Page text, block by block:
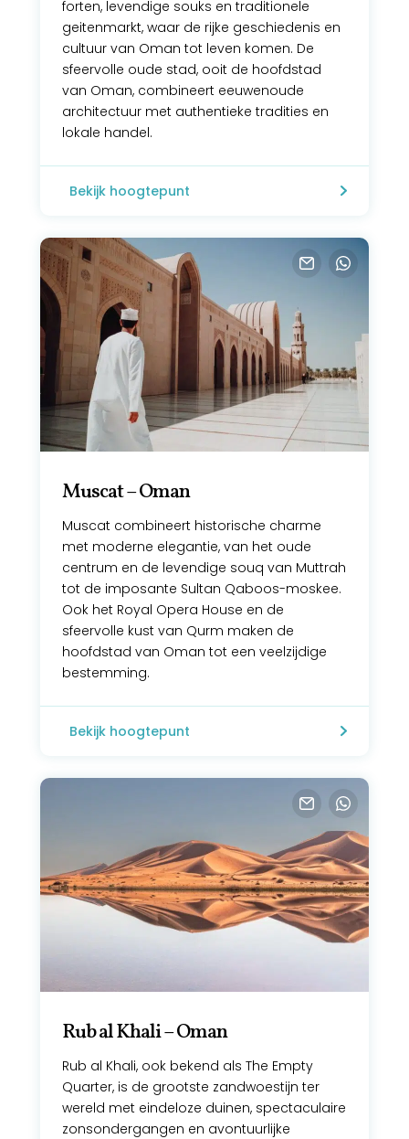
forten, levendige souks en traditionele
geitenmarkt, waar de rijke geschiedenis en
cultuur van Oman tot leven komen. De
sfeervolle oude stad, ooit de hoofdstad
van Oman, combineert eeuwenoude
architectuur met authentieke tradities en
lokale handel.
Bekijk hoogtepunt
Muscat – Oman
Muscat combineert historische charme
met moderne elegantie, van het oude
centrum en de levendige souq van Muttrah
tot de imposante Sultan Qaboos-moskee.
Ook het Royal Opera House en de
sfeervolle kust van Qurm maken de
hoofdstad van Oman tot een veelzijdige
bestemming.
Bekijk hoogtepunt
Rub al Khali – Oman
Rub al Khali, ook bekend als The Empty
Quarter, is de grootste zandwoestijn ter
wereld met eindeloze duinen, spectaculaire
zonsondergangen en avontuurlijke